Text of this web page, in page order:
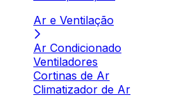
Ar e Ventilação
Ar Condicionado
Ventiladores
Cortinas de Ar
Climatizador de Ar